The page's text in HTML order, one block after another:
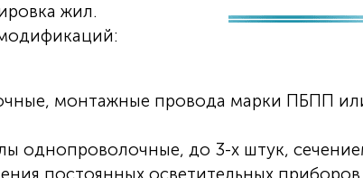
жил.
монтажные провода марки ПБПП
однопроволочные, до 3-х штук,